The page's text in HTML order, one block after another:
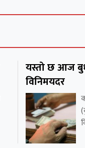
यस्तो छ आज
विनिमयदर